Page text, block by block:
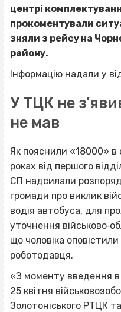
центрі
прокоментували
зняли з рейсу на
району.
Інформацію надали у
У ТЦК не
не мав
Як пояснили «18000»
роках від першого
СП надсилали
громади про виклик
водія автобуса, для
уточнення
що чоловіка
роботодавця.
«З моменту введення в
25 квітня
Золотоніського РТЦК